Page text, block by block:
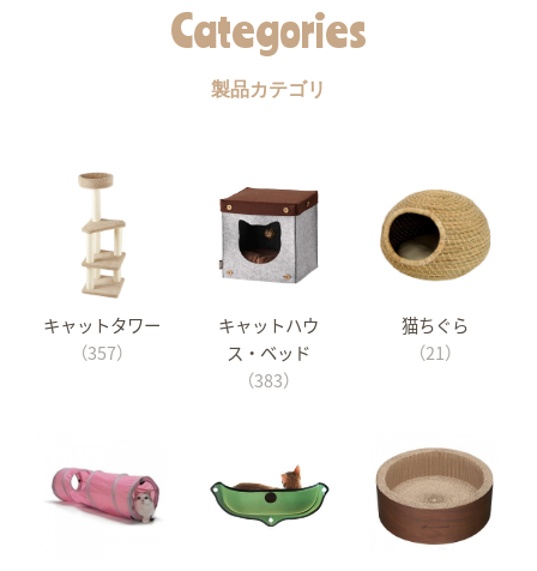
Categories
製品カテゴリ
キャットタワー
（357）
キャットハウ
ス・ベッド
（383）
猫ちぐら
（21）